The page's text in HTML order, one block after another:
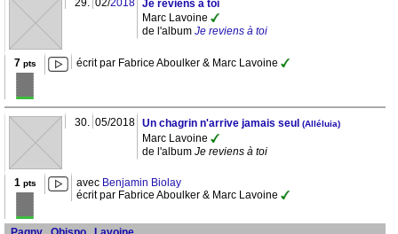
Je reviens à toi
Marc Lavoine
de l'album Je reviens à toi
7 pts écrit par Fabrice Aboulker & Marc Lavoine
30. 05/2018 Un chagrin n'arrive jamais seul (Alléluia)
Marc Lavoine
de l'album Je reviens à toi
1 pts avec Benjamin Biolay
écrit par Fabrice Aboulker & Marc Lavoine